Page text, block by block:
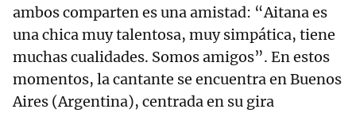
ambos comparten es una amistad: “Aitana es
una chica muy talentosa, muy simpática, tiene
muchas cualidades. Somos amigos”. En estos
momentos, la cantante se encuentra en Buenos
Aires (Argentina), centrada en su gira